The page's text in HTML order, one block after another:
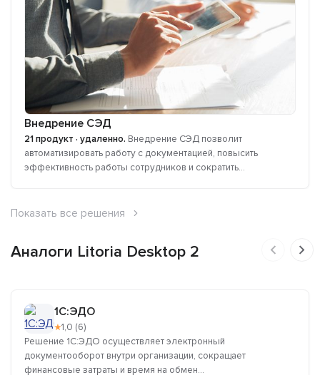
Внедрение СЭД
21 продукт · удаленно. Внедрение СЭД позволит
автоматизировать работу с документацией, повысить
эффективность работы сотрудников и сократить...
Показать все решения
Аналоги Litoria Desktop 2
1C:ЭДО
★1,0 (6)
Решение 1C:ЭДО осуществляет электронный
документооборот внутри организации, сокращает
финансовые затраты и время на обмен...